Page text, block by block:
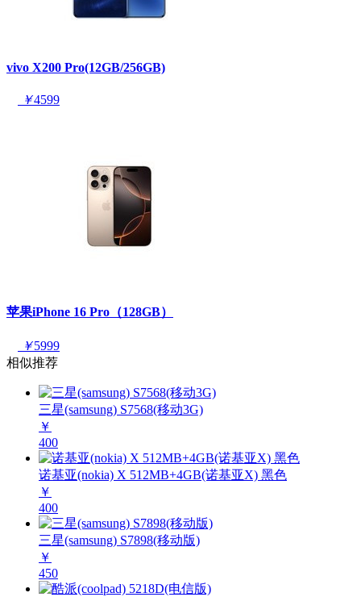
vivo X200 Pro(12GB/256GB)
￥4599
苹果iPhone 16 Pro（128GB）
￥5999
相似推荐
三星(samsung) S7568(移动3G)
￥
400
诺基亚(nokia) X 512MB+4GB(诺基亚X) 黑色
￥
400
三星(samsung) S7898(移动版)
￥
450